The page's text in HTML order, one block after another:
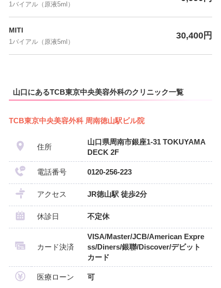
1バイアル（原液5ml）
MITI
1バイアル（原液5ml）
30,400円
山口にあるTCB東京中央美容外科のクリニック一覧
TCB東京中央美容外科 周南徳山駅ビル院
住所
山口県周南市銀座1-31 TOKUYAMA
DECK 2F
電話番号 0120-256-223
アクセス JR徳山駅 徒歩2分
休診日 不定休
カード決済
VISA/Master/JCB/American Expre
ss/Diners/銀聯/Discover/デビット
カード
医療ローン 可